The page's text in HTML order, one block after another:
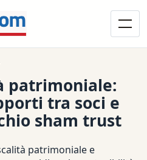
patrimoniale:
tra soci e
sham trust
patrimoniale e